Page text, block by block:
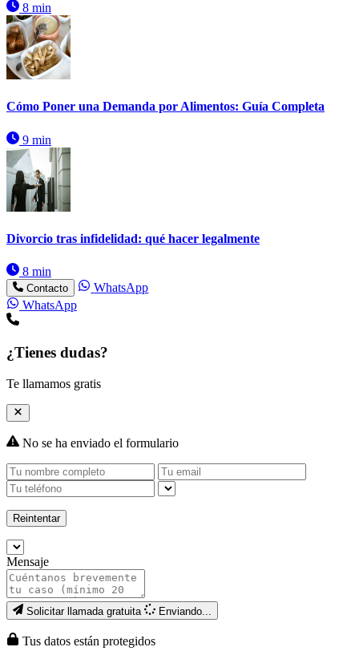
8 min
Cómo Poner una Demanda por Alimentos: Guía Completa
9 min
Divorcio tras infidelidad: qué hacer legalmente
8 min
Contacto
WhatsApp
WhatsApp
¿Tienes dudas?
Te llamamos gratis
No se ha enviado el formulario
Reintentar
Mensaje
Solicitar llamada gratuita Enviando...
Tus datos están protegidos